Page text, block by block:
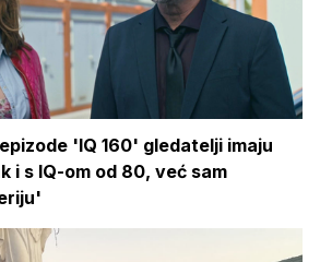
'IQ 160' gledatelji imaju
i s IQ-om od 80, već sam